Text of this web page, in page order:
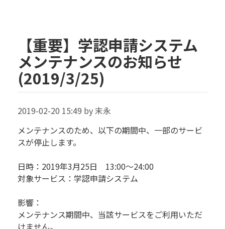
【重要】学認申請システム
メンテナンスのお知らせ
(2019/3/25)
2019-02-20 15:49 by 末永
メンテナンスのため、以下の期間中、一部のサービ
スが停止します。
日時：2019年3月25日 13:00～24:00
対象サービス：学認申請システム
影響：
メンテナンス期間中、当該サービスをご利用いただ
けません。